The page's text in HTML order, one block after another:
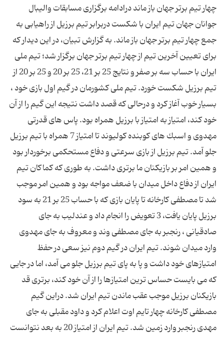
چهار تیم برتر جهان باز ماند درادامه برگزاری مسابقات والیبال
جوانان جهان تیم ایران با شكست دربرابر تیم برزیل از راهیابی به
جمع چهار تیم برتر جهان باز ماند. به گزارش تبیان، در این دیدار كه
برای تعیین آخرین تیم از چهار تیم برتر جهان برگزار شد؛ تیم ملی
ایران با حساب سه بر صفر و نتایج 25 بر 21، 25 بر 20 و 25 بر 20 از
تیم برزیل شكست خورد. تیم ملی كشورمان در گیم اول بازی خود ،
بسیار خوب آغاز كرد و درحالی كه قصد داشت نتیجه این گیم را از آن
خود كند، امتیاز به امتیاز با برزیل همراه بود. پاس های قدرتی
مهدوی و اسبك های كوبنده كولیوند تا امتیاز 7 همراه با تیم برزیل
جلو آمد. تیم برزیل از بازی سرعتی و دفاع مستحكمی برخوردار بود
و همین امر بر بازیكنان ما برتری داشت. به طوری كه كماكان تیم
ایران از دفاع داخل میدان با ضعف مواجه بود و همین امر موجب
شد تا مصطفی كارخانه تا پایان بازی كه با حساب 25 بر 21 به سود
برزیل پایان یافت، 3 تعویض را انجام داد و عندلیب به جای
صادقیانی ، رنجبر به جای مصطفی وند و معروف به جای مهدوی
وارد میدان شوند. تیم ایران در گیم دوم نیز سعی در حفظ
امتیازهای خود داشت و پا به پای تیم برزیل جلو می آمد، اما در جایی
كه می بایست حساس ترین امتیازها را از آن خود كند، برتری قد
بازیكنان برزیل موجب عقب ماندن تیم ایران شد. دراین گیم
مصطفی كارخانه چهار تایم اوت اعلام كرد و داود مقبلی به جای
مهدی رنجبر وارد زمین شد. تیم ایران از امتیاز 20 به بعد نتوانست